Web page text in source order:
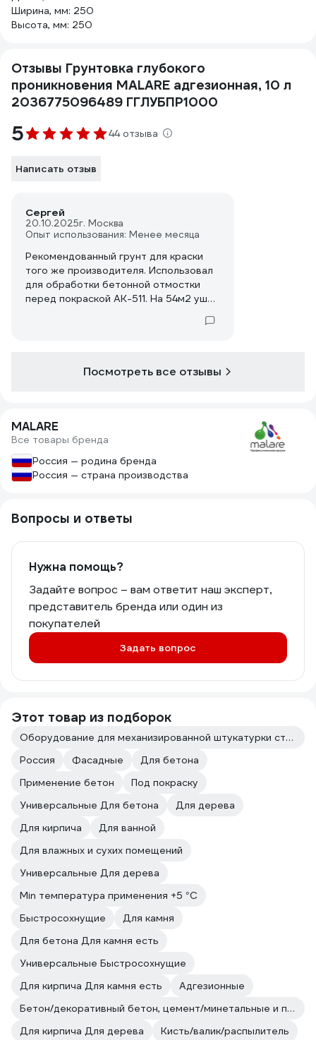
Ширина, мм: 250
Высота, мм: 250
Отзывы Грунтовка глубокого
проникновения MALARE адгезионная, 10 л
2036775096489 ГГЛУБПР1000
5 44 отзыва
Написать отзыв
Сергей
20.10.2025г. Москва
Опыт использования: Менее месяца
Рекомендованный грунт для краски
того же производителя. Использовал
для обработки бетонной отмостки
перед покраской АК-511. На 54м2 ушло
Посмотреть все отзывы
MALARE
Все товары бренда
Россия — родина бренда
Россия — страна производства
Вопросы и ответы
Нужна помощь?
Задайте вопрос – вам ответит наш эксперт,
представитель бренда или один из
покупателей
Задать вопрос
Этот товар из подборок
Оборудование для механизированной штукатурки стен
Россия
Фасадные
Для бетона
Применение бетон
Под покраску
Универсальные Для бетона
Для дерева
Для кирпича
Для ванной
Для влажных и сухих помещений
Универсальные Для дерева
Min температура применения +5 °С
Быстросохнущие
Для камня
Для бетона Для камня есть
Универсальные Быстросохнущие
Для кирпича Для камня есть
Адгезионные
Бетон/декоративный бетон, цемент/минетальные и полимерные декоративные штукатурки/прочие впитывающие поверхности
Для кирпича Для дерева
Кисть/валик/распылитель